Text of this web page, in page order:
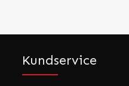
Kundservice